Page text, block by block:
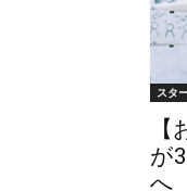
スタ
が
へ